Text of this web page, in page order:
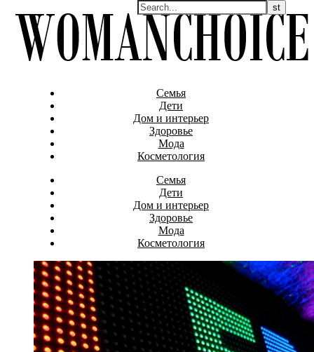
Семья
Дети
Дом и интерьер
Здоровье
Мода
Косметология
Семья
Дети
Дом и интерьер
Здоровье
Мода
Косметология